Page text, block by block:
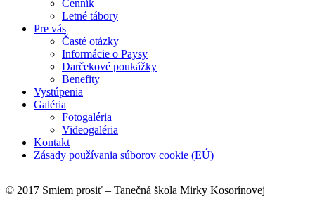
Cenník
Letné tábory
Pre vás
Časté otázky
Informácie o Paysy
Darčekové poukážky
Benefity
Vystúpenia
Galéria
Fotogaléria
Videogaléria
Kontakt
Zásady používania súborov cookie (EÚ)
© 2017 Smiem prosiť – Tanečná škola Mirky Kosorínovej